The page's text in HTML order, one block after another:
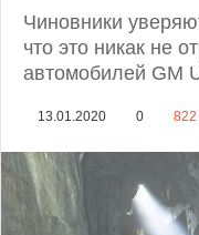
Чиновники
что это никак не
автомобилей GM
13.01.2020 0 822